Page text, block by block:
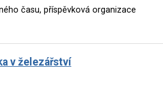
času, příspěvková organizace
v železářství